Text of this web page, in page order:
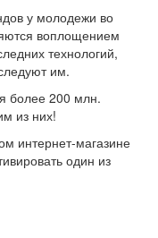
у молодежи во
воплощением
технологий,
им.
более 200 млн.
из них!
интернет-магазине
один из